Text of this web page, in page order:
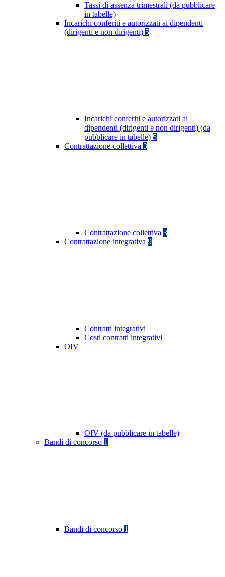
Tassi di assenza trimestrali (da pubblicare
in tabelle)
Incarichi conferiti e autorizzati ai dipendenti
(dirigenti e non dirigenti) 5
Incarichi conferiti e autorizzati ai
dipendenti (dirigenti e non dirigenti) (da
pubblicare in tabelle) 5
Contrattazione collettiva 3
Contrattazione collettiva 3
Contrattazione integrativa 9
Contratti integrativi
Costi contratti integrativi
OIV
OIV (da pubblicare in tabelle)
Bandi di concorso 1
Bandi di concorso 1